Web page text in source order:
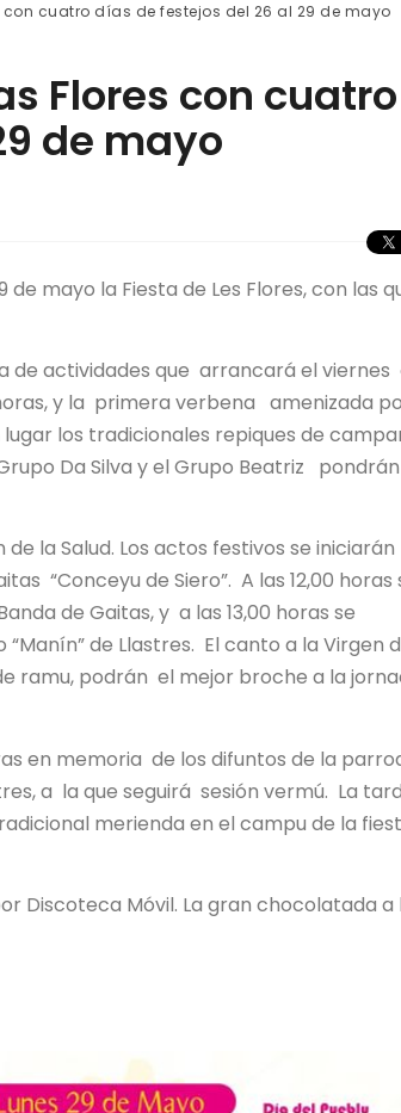
con cuatro días de festejos del 26 al 29 de mayo
Flores con cuatro
de mayo
mayo la Fiesta de Les Flores, con las
de actividades que arrancará el viernes
y la primera verbena amenizada
los tradicionales repiques de
Da Silva y el Grupo Beatriz
la Salud. Los actos festivos se
“Conceyu de Siero”. A las 12,00 horas
de Gaitas, y a las 13,00 horas se
de Llastres. El canto a la Virgen
ramu, podrán el mejor broche a la
en memoria de los difuntos de la
a la que seguirá sesión vermú. La
merienda en el campu de la
Discoteca Móvil. La gran chocolatada a